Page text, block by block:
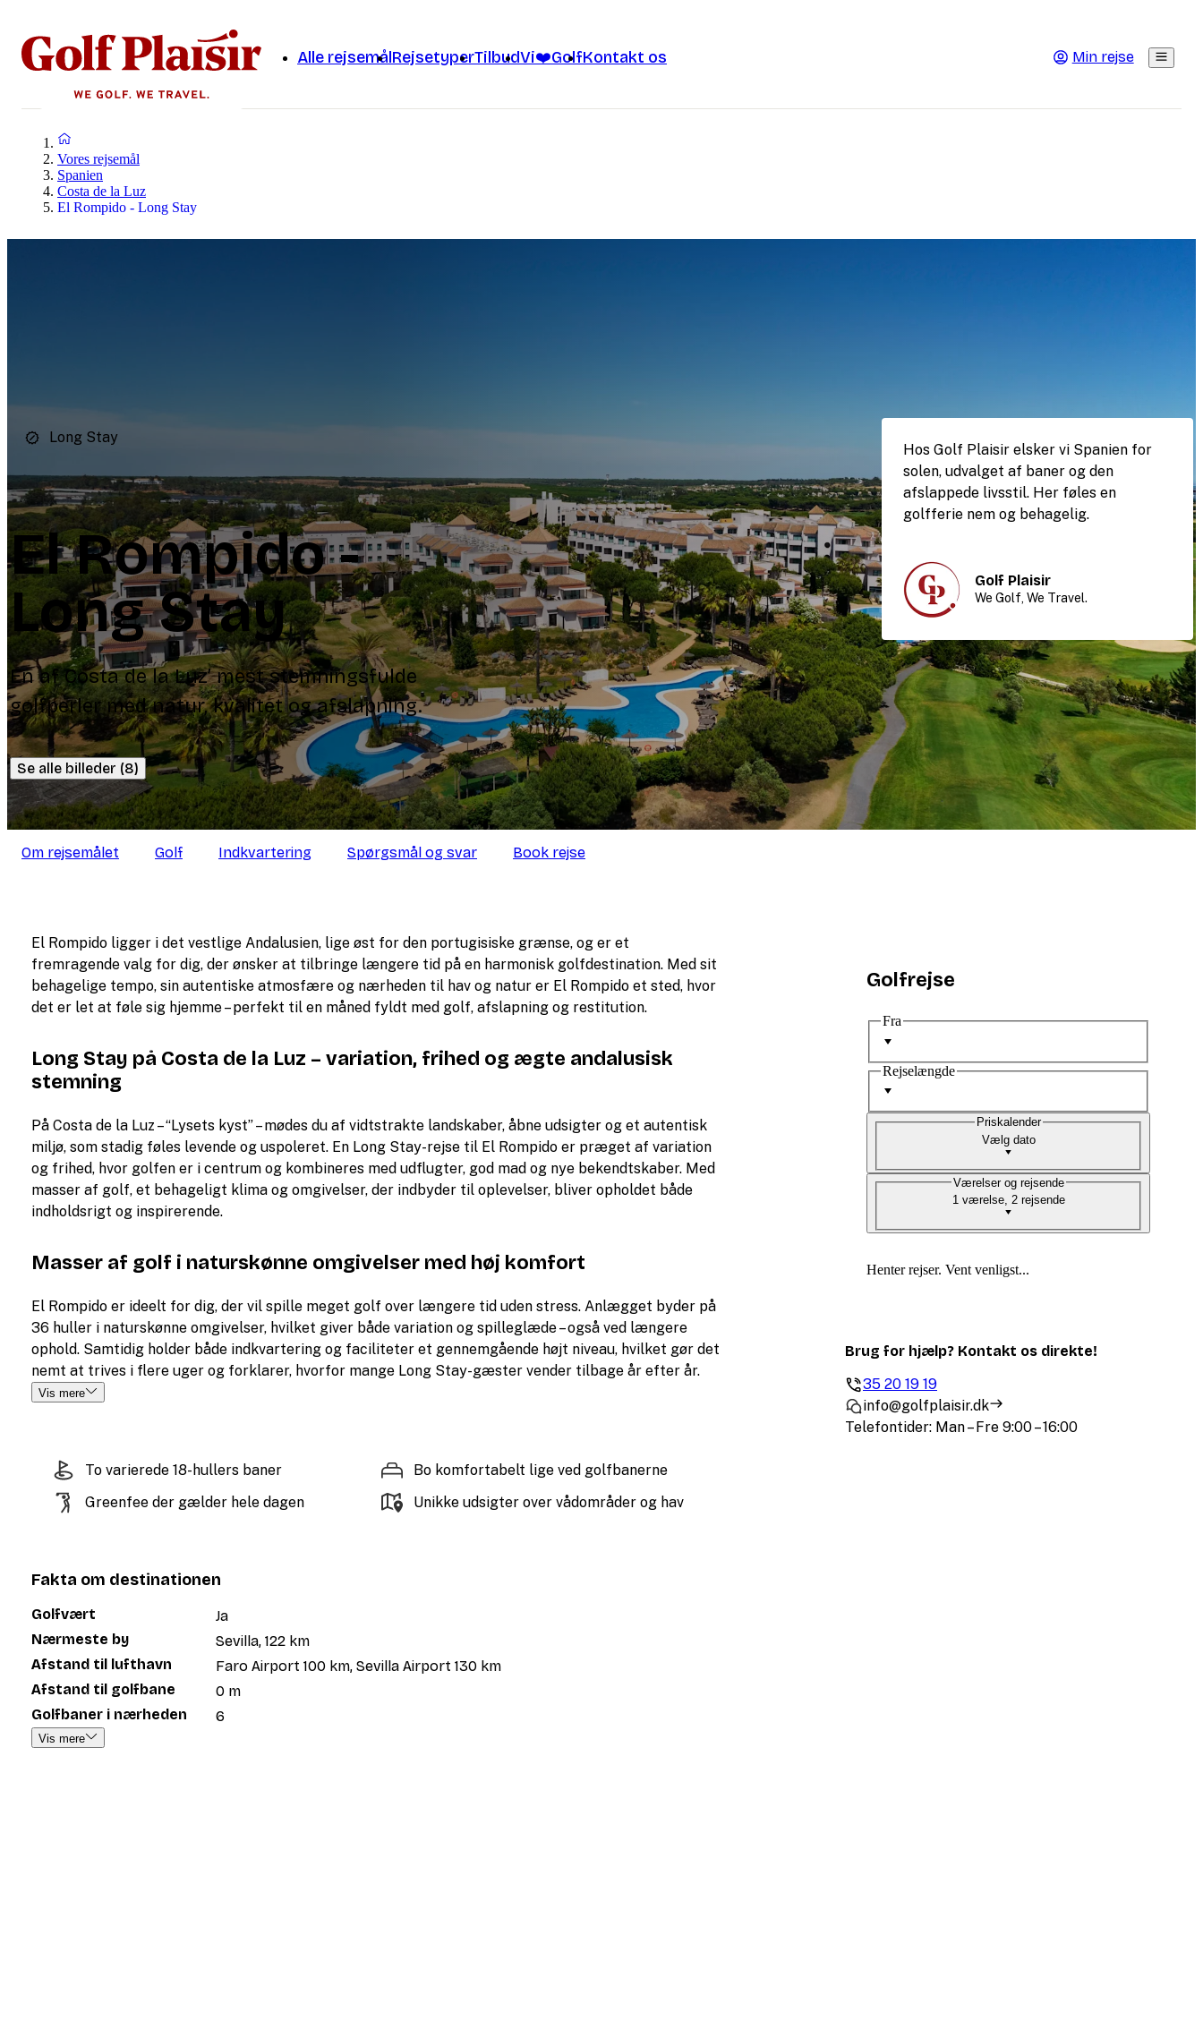
Alle rejsemålRejsetyperTilbudVi❤️GolfKontakt os Min rejse
Vores rejsemål
Spanien
Costa de la Luz
El Rompido - Long Stay
Long Stay
El Rompido -
Long Stay
En af Costa de la Luz’ mest stemningsfulde
golfperler med natur, kvalitet og afslapning.
Se alle billeder (8)
Hos Golf Plaisir elsker vi Spanien for
solen, udvalget af baner og den
afslappede livsstil. Her føles en
golfferie nem og behagelig.
Golf Plaisir
We Golf, We Travel.
Om rejsemålet Golf Indkvartering Spørgsmål og svar Book rejse
El Rompido ligger i det vestlige Andalusien, lige øst for den portugisiske grænse, og er et
fremragende valg for dig, der ønsker at tilbringe længere tid på en harmonisk golfdestination. Med sit
behagelige tempo, sin autentiske atmosfære og nærheden til hav og natur er El Rompido et sted, hvor
det er let at føle sig hjemme – perfekt til en måned fyldt med golf, afslapning og restitution.
Long Stay på Costa de la Luz – variation, frihed og ægte andalusisk
stemning
På Costa de la Luz – “Lysets kyst” – mødes du af vidtstrakte landskaber, åbne udsigter og et autentisk
miljø, som stadig føles levende og uspoleret. En Long Stay-rejse til El Rompido er præget af variation
og frihed, hvor golfen er i centrum og kombineres med udflugter, god mad og nye bekendtskaber. Med
masser af golf, et behageligt klima og omgivelser, der indbyder til oplevelser, bliver opholdet både
indholdsrigt og inspirerende.
Masser af golf i naturskønne omgivelser med høj komfort
El Rompido er ideelt for dig, der vil spille meget golf over længere tid uden stress. Anlægget byder på
36 huller i naturskønne omgivelser, hvilket giver både variation og spilleglæde – også ved længere
ophold. Samtidig holder både indkvartering og faciliteter et gennemgående højt niveau, hvilket gør det
nemt at trives i flere uger og forklarer, hvorfor mange Long Stay-gæster vender tilbage år efter år.
Vis mere
To varierede 18-hullers baner
Bo komfortabelt lige ved golfbanerne
Greenfee der gælder hele dagen
Unikke udsigter over vådområder og hav
Fakta om destinationen
Golfvært
Ja
Nærmeste by
Sevilla, 122 km
Afstand til lufthavn
Faro Airport 100 km, Sevilla Airport 130 km
Afstand til golfbane
0 m
Golfbaner i nærheden
6
Vis mere
Golfrejse
Fra
Rejselængde
Vælg dato
Priskalender
1 værelse, 2 rejsende
Værelser og rejsende
Henter rejser. Vent venligst...
Brug for hjælp? Kontakt os direkte!
35 20 19 19
info@golfplaisir.dk
Telefontider: Man – Fre 9:00 – 16:00